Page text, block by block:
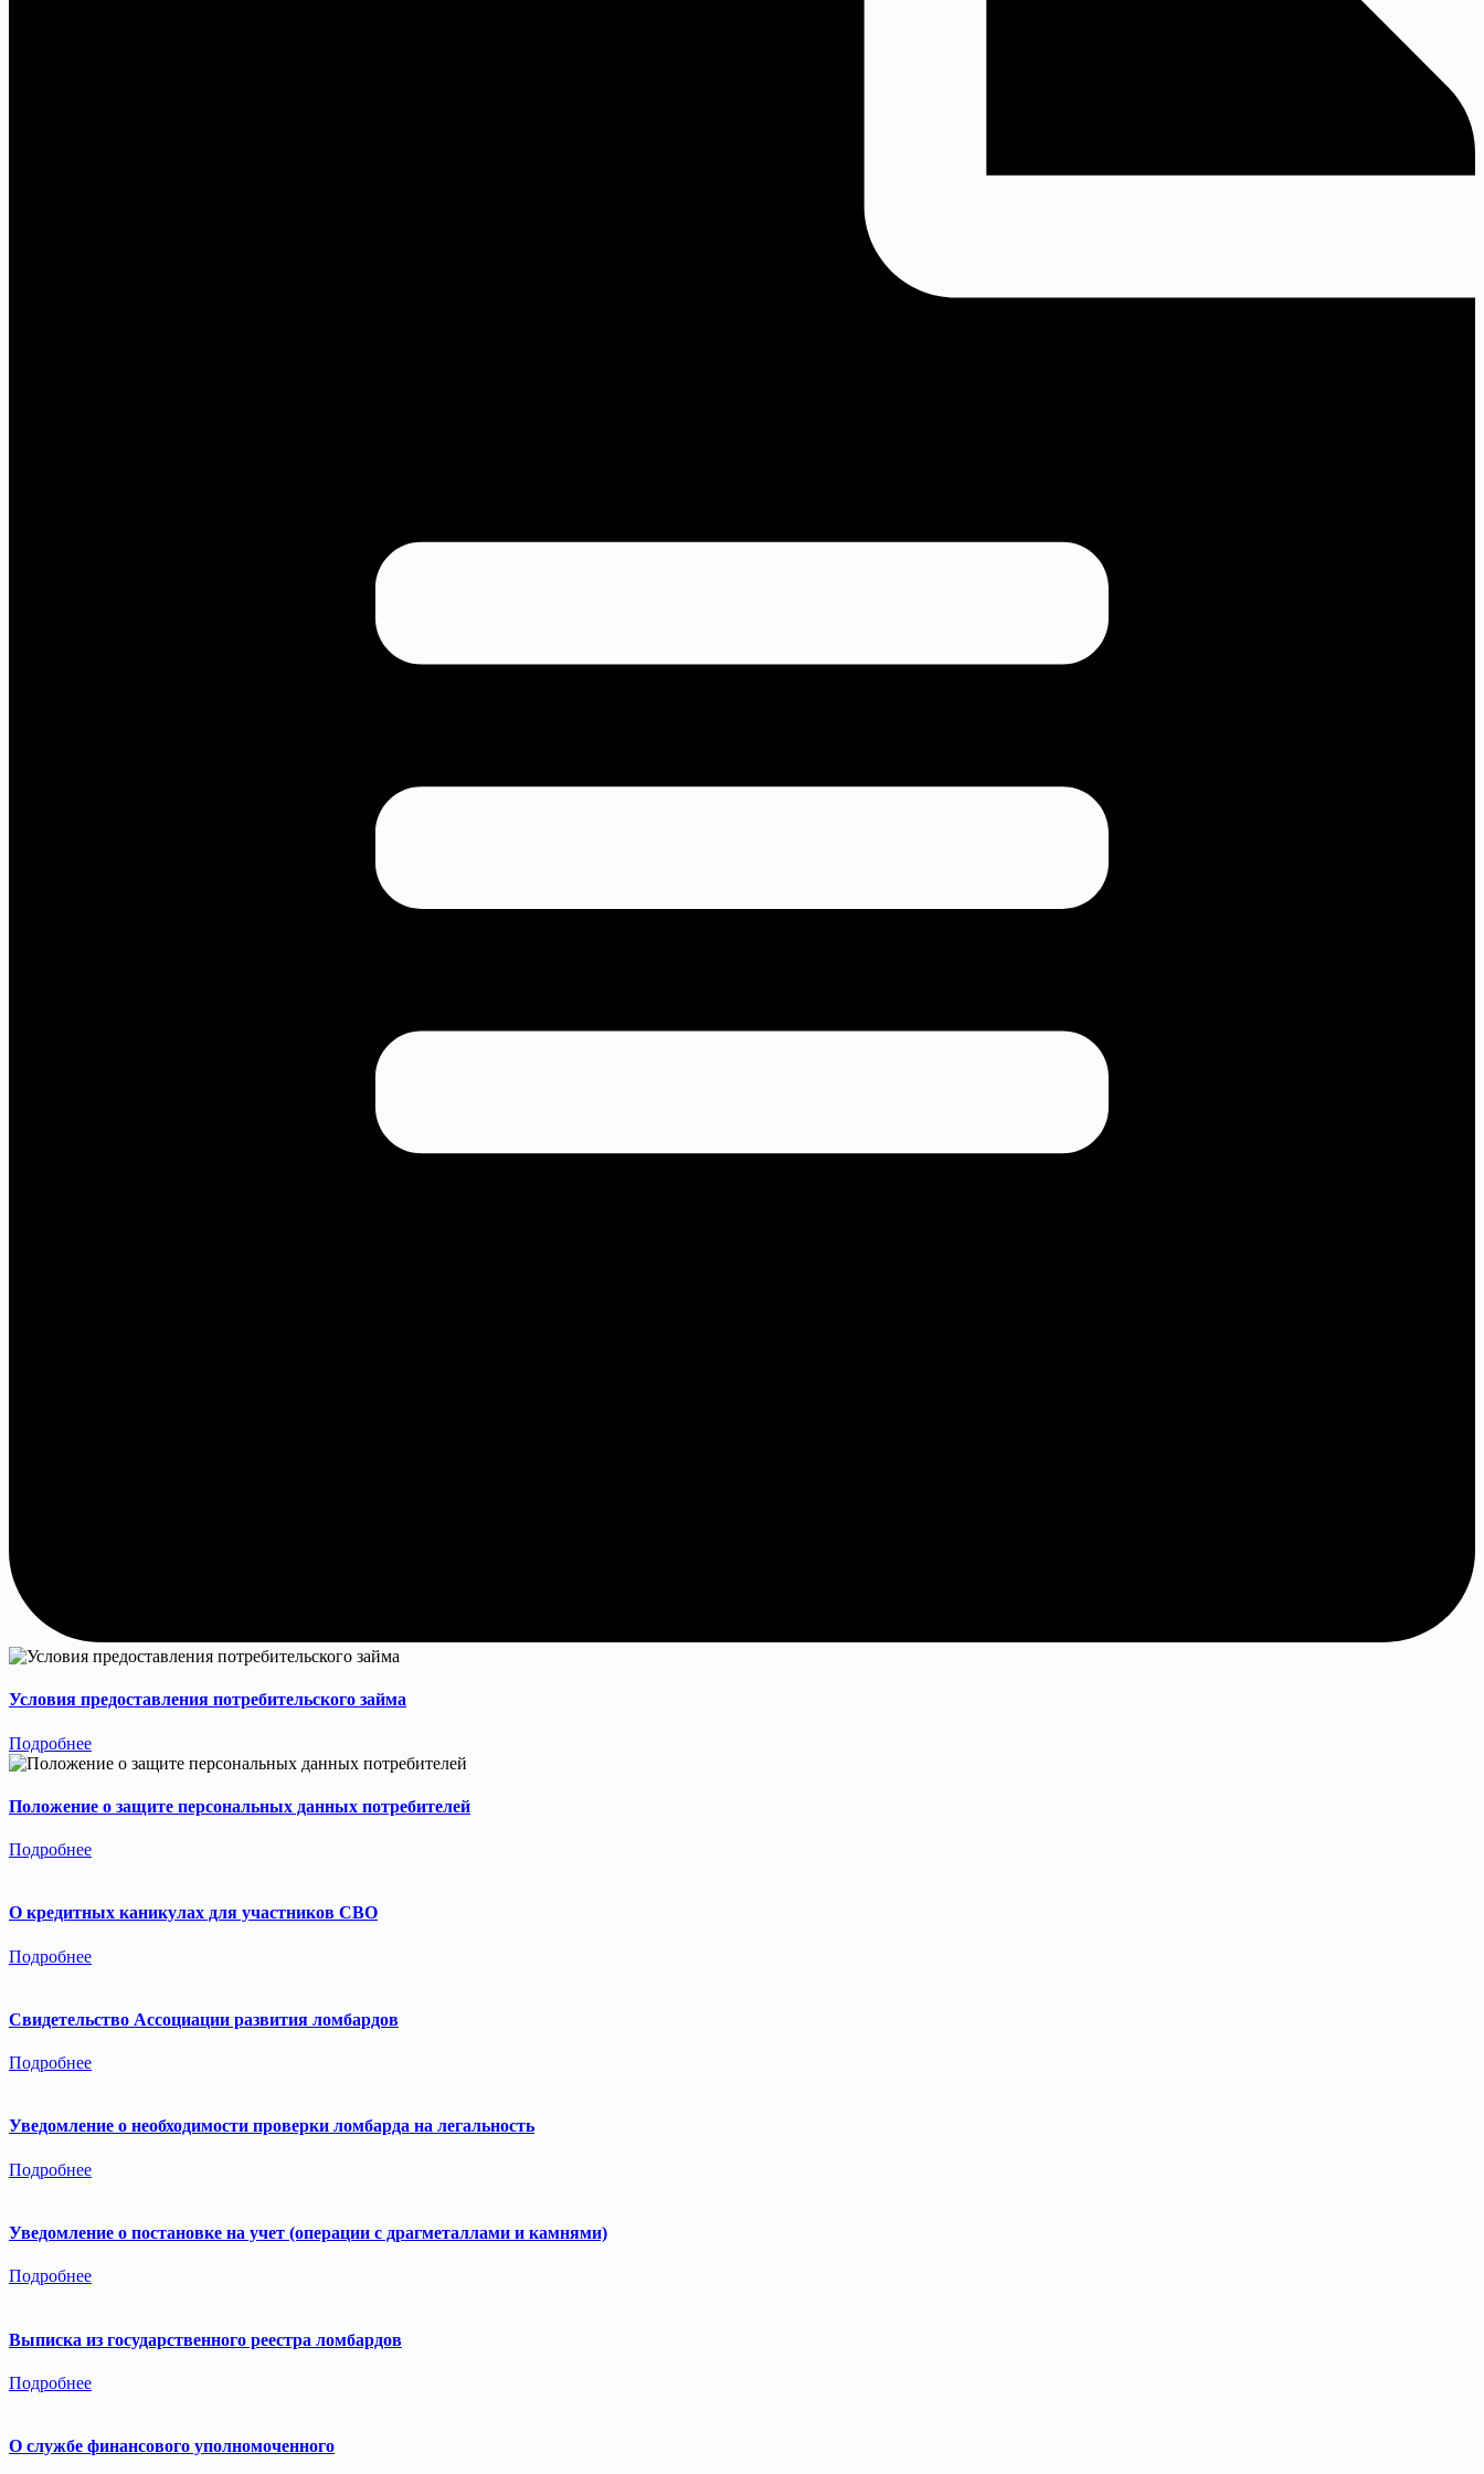
Условия предоставления потребительского займа
Подробнее
Положение о защите персональных данных потребителей
Подробнее
О кредитных каникулах для участников СВО
Подробнее
Свидетельство Ассоциации развития ломбардов
Подробнее
Уведомление о необходимости проверки ломбарда на легальность
Подробнее
Уведомление о постановке на учет (операции с драгметаллами и камнями)
Подробнее
Выписка из государственного реестра ломбардов
Подробнее
О службе финансового уполномоченного